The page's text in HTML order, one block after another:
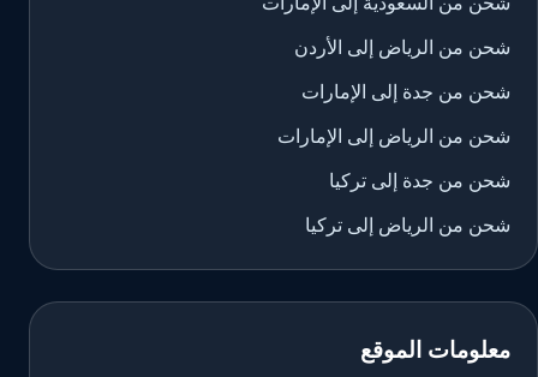
شحن من الرياض إلى الأردن
شحن من جدة إلى الإمارات
شحن من الرياض إلى الإمارات
شحن من جدة إلى تركيا
شحن من الرياض إلى تركيا
معلومات الموقع